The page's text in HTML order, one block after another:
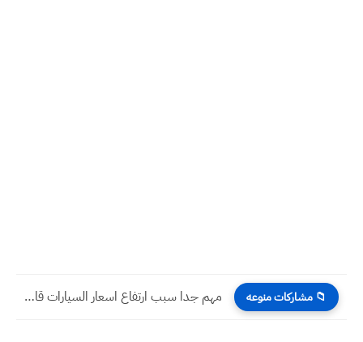
📁 مشاركات منوعه تحميل كتاب الرياضيات الجزء الثاني للصف الاول المتوسط 2022 -...